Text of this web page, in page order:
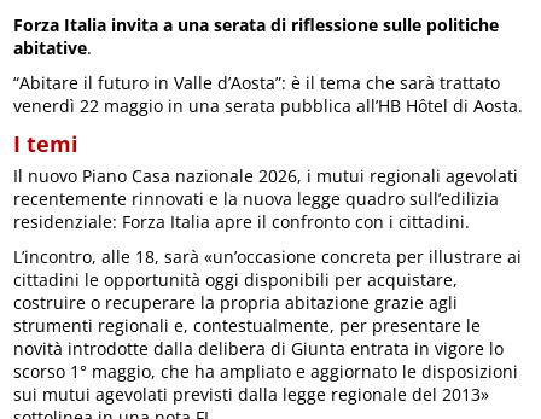
Forza Italia invita a una serata di riflessione sulle politiche
abitative.
“Abitare il futuro in Valle d’Aosta”: è il tema che sarà trattato
venerdì 22 maggio in una serata pubblica all’HB Hôtel di Aosta.
I temi
Il nuovo Piano Casa nazionale 2026, i mutui regionali agevolati
recentemente rinnovati e la nuova legge quadro sull’edilizia
residenziale: Forza Italia apre il confronto con i cittadini.
L’incontro, alle 18, sarà «un’occasione concreta per illustrare ai
cittadini le opportunità oggi disponibili per acquistare,
costruire o recuperare la propria abitazione grazie agli
strumenti regionali e, contestualmente, per presentare le
novità introdotte dalla delibera di Giunta entrata in vigore lo
scorso 1° maggio, che ha ampliato e aggiornato le disposizioni
sui mutui agevolati previsti dalla legge regionale del 2013»